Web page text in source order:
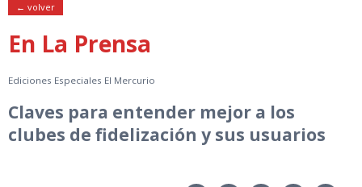
← volver
En La Prensa
Ediciones Especiales El Mercurio
Claves para entender mejor a los
clubes de fidelización y sus usuarios